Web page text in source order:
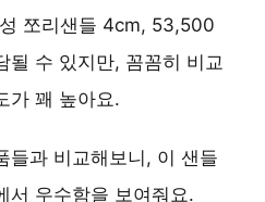
쪼리샌들 4cm, 53,500
될 수 있지만, 꼼꼼히 비교
가 꽤 높아요.
들과 비교해보니, 이 샌들
서 우수함을 보여줘요.